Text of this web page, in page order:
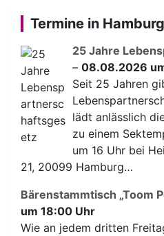
Termine in Hamburg
25 Jahre
– 08.08.2026
Seit 25 Jahren
lädt anlässlich
zu einem
um 16 Uhr bei
21, 20099 Hamburg…
Bärenstammtisch „Toom
um 18:00 Uhr
Wie an jedem dritten